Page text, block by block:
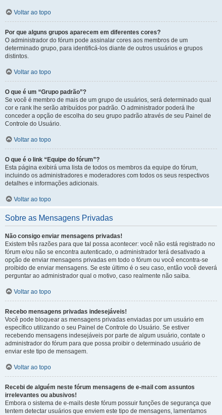
Voltar ao topo
Por que alguns grupos aparecem em diferentes cores?
O administrador do fórum pode assinalar cores aos membros de um
determinado grupo, para identificá-los diante de outros usuários e grupos
distintos.
Voltar ao topo
O que é um “Grupo padrão”?
Se você é membro de mais de um grupo de usuários, será determinado qual
cor e rank lhe serão atribuídos por padrão. O administrador poderá lhe
conceder a opção de escolha do seu grupo padrão através de seu Painel de
Controle do Usuário.
Voltar ao topo
O que é o link “Equipe do fórum”?
Esta página exibirá uma lista de todos os membros da equipe do fórum,
incluindo os administradores e moderadores com todos os seus respectivos
detalhes e informações adicionais.
Voltar ao topo
Sobre as Mensagens Privadas
Não consigo enviar mensagens privadas!
Existem três razões para que tal possa acontecer: você não está registrado no
fórum e/ou não se encontra autenticado, o administrador terá desativado a
opção de enviar mensagens privadas em todo o fórum ou você encontra-se
proibido de enviar mensagens. Se este último é o seu caso, então você deverá
perguntar ao administrador qual o motivo, caso realmente não saiba.
Voltar ao topo
Recebo mensagens privadas indesejáveis!
Você pode bloquear as mensagens privadas enviadas por um usuário em
específico utilizando o seu Painel de Controle do Usuário. Se estiver
recebendo mensagens indesejáveis por parte de algum usuário, contate o
administrador do fórum para que possa proibir o determinado usuário de
enviar este tipo de mensagem.
Voltar ao topo
Recebi de alguém neste fórum mensagens de e-mail com assuntos
irrelevantes ou abusivos!
Embora o sistema de e-mails deste fórum possuir funções de segurança que
tentem detectar usuários que enviem este tipo de mensagens, lamentamos